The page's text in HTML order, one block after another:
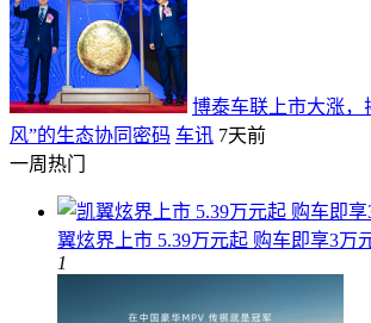
博泰车联上市大涨，
风”的生态协同密码 车讯 7天前
一周热门
翼炫界上市 5.39万元起 购车即享3万
1